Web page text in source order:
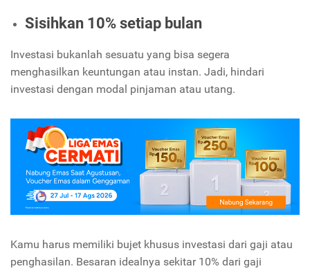
Sisihkan 10% setiap bulan
Investasi bukanlah sesuatu yang bisa segera
menghasilkan keuntungan atau instan. Jadi, hindari
investasi dengan modal pinjaman atau utang.
Kamu harus memiliki bujet khusus investasi dari gaji atau
penghasilan. Besaran idealnya sekitar 10% dari gaji